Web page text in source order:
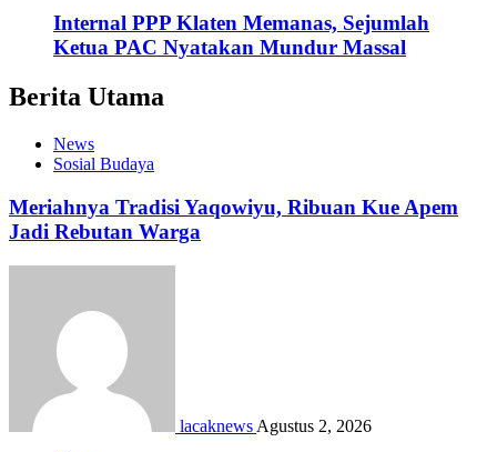
Internal PPP Klaten Memanas, Sejumlah
Ketua PAC Nyatakan Mundur Massal
Berita Utama
News
Sosial Budaya
Meriahnya Tradisi Yaqowiyu, Ribuan Kue Apem
Jadi Rebutan Warga
lacaknews Agustus 2, 2026